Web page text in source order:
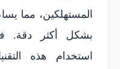
المستهلكين، مما
بشكل أكثر دقة.
استخدام هذه